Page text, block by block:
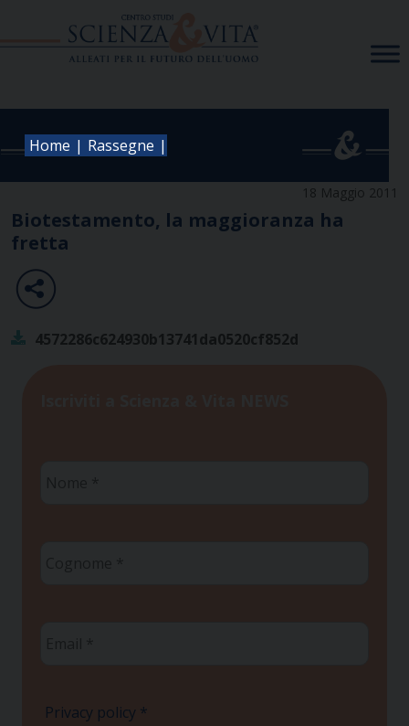
Home | Rassegne |
18 Maggio 2011
Biotestamento, la maggioranza ha
fretta
4572286c624930b13741da0520cf852d
Privacy policy *